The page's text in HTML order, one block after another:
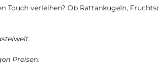
Touch verleihen? Ob Rattankugeln,
Preisen.